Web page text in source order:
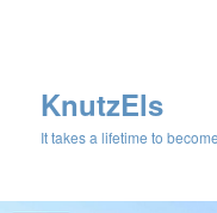
KnutzEls
It takes a lifetime to